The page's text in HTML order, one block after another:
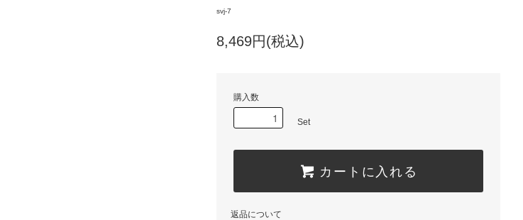
svj-7
8,469円(税込)
購入数
Set
カートに入れる
返品について